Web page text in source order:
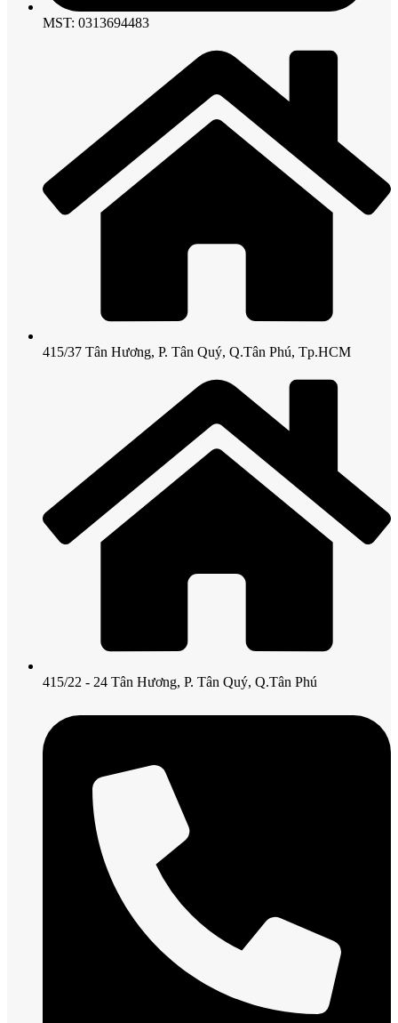
MST: 0313694483
415/37 Tân Hương, P. Tân Quý, Q.Tân Phú, Tp.HCM
415/22 - 24 Tân Hương, P. Tân Quý, Q.Tân Phú